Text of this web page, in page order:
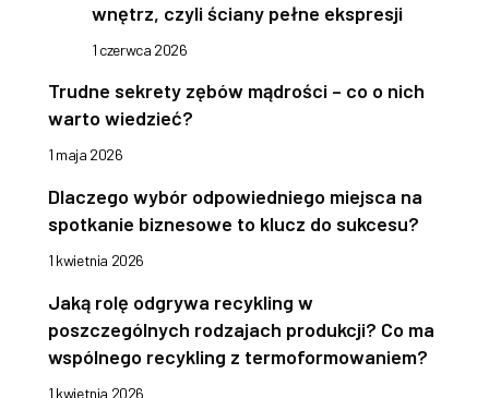
wnętrz, czyli ściany pełne ekspresji
1 czerwca 2026
Trudne sekrety zębów mądrości – co o nich
warto wiedzieć?
1 maja 2026
Dlaczego wybór odpowiedniego miejsca na
spotkanie biznesowe to klucz do sukcesu?
1 kwietnia 2026
Jaką rolę odgrywa recykling w
poszczególnych rodzajach produkcji? Co ma
wspólnego recykling z termoformowaniem?
1 kwietnia 2026